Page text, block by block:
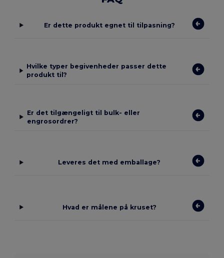
Er dette produkt egnet til tilpasning?
Hvilke typer begivenheder passer dette
produkt til?
Er det tilgængeligt til bulk- eller
engrosordrer?
Leveres det med emballage?
Hvad er målene på kruset?